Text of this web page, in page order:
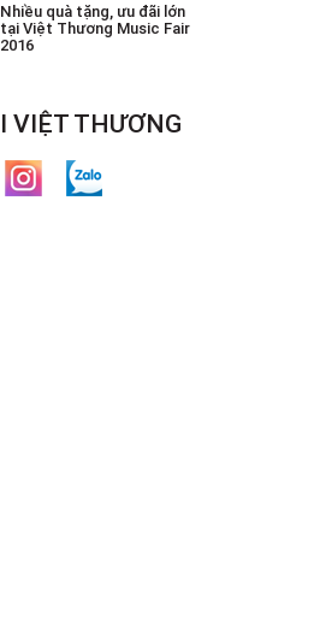
Nhiều quà tặng, ưu đãi lớn
tại Việt Thương Music Fair
2016
VIỆT THƯƠNG